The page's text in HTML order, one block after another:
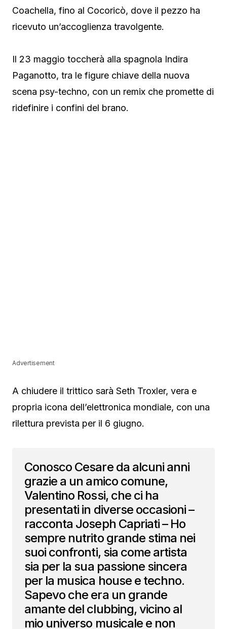
Coachella, fino al Cocoricò, dove il pezzo ha
ricevuto un’accoglienza travolgente.
Il 23 maggio toccherà alla spagnola Indira
Paganotto, tra le figure chiave della nuova
scena psy-techno, con un remix che promette di
ridefinire i confini del brano.
Advertisement
A chiudere il trittico sarà Seth Troxler, vera e
propria icona dell’elettronica mondiale, con una
rilettura prevista per il 6 giugno.
Conosco Cesare da alcuni anni
grazie a un amico comune,
Valentino Rossi, che ci ha
presentati in diverse occasioni –
racconta Joseph Capriati – Ho
sempre nutrito grande stima nei
suoi confronti, sia come artista
sia per la sua passione sincera
per la musica house e techno.
Sapevo che era un grande
amante del clubbing, vicino al
mio universo musicale e non